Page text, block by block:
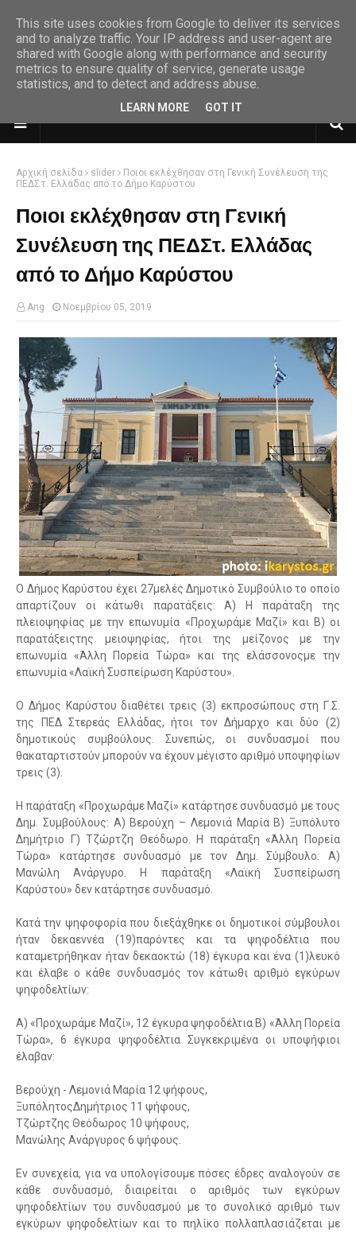
Αρχική σελίδα slider
Ποιοι εκλέχθησαν στη Γενική Συνέλευση της
ΠΕΔΣτ. Ελλάδας από το Δήμο Καρύστου
Ποιοι εκλέχθησαν στη Γενική
Συνέλευση της ΠΕΔΣτ. Ελλάδας
από το Δήμο Καρύστου
Ang Νοεμβρίου 05, 2019
Ο Δήμος Καρύστου έχει 27μελές Δημοτικό Συμβούλιο το οποίο
απαρτίζουν οι κάτωθι παρατάξεις: Α) Η παράταξη της
πλειοψηφίας με την επωνυμία «Προχωράμε Μαζί» και Β) οι
παρατάξειςτης μειοψηφίας, ήτοι της μείζονος με την
επωνυμία «Άλλη Πορεία Τώρα» και της ελάσσονοςμε την
επωνυμία «Λαϊκή Συσπείρωση Καρύστου».
Ο Δήμος Καρύστου διαθέτει τρεις (3) εκπροσώπους στη Γ.Σ.
της ΠΕΔ Στερεάς Ελλάδας, ήτοι τον Δήμαρχο και δύο (2)
δημοτικούς συμβούλους. Συνεπώς, οι συνδυασμοί που
θακαταρτιστούν μπορούν να έχουν μέγιστο αριθμό υποψηφίων
τρεις (3).
Η παράταξη «Προχωράμε Μαζί» κατάρτησε συνδυασμό με τους
Δημ. Συμβούλους: Α) Βερούχη – Λεμονιά Μαρία Β) Ξυπόλυτο
Δημήτριο Γ) Τζώρτζη Θεόδωρο. Η παράταξη «Άλλη Πορεία
Τώρα» κατάρτησε συνδυασμό με τον Δημ. Σύμβουλο: Α)
Μανώλη Ανάργυρο. Η παράταξη «Λαϊκή Συσπείρωση
Καρύστου» δεν κατάρτησε συνδυασμό.
Κατά την ψηφοφορία που διεξάχθηκε οι δημοτικοί σύμβουλοι
ήταν δεκαεννέα (19)παρόντες και τα ψηφοδέλτια που
καταμετρήθηκαν ήταν δεκαοκτώ (18) έγκυρα και ένα (1)λευκό
και έλαβε ο κάθε συνδυασμός τον κάτωθι αριθμό εγκύρων
ψηφοδελτίων:
Α) «Προχωράμε Μαζί», 12 έγκυρα ψηφοδέλτια Β) «Άλλη Πορεία
Τώρα», 6 έγκυρα ψηφοδέλτια Συγκεκριμένα οι υποψήφιοι
έλαβαν:
Βερούχη - Λεμονιά Μαρία 12 ψήφους,
ΞυπόλητοςΔημήτριος 11 ψήφους,
Τζώρτζης Θεόδωρος 10 ψήφους,
Μανώλης Ανάργυρος 6 ψήφους.
Εν συνεχεία, για να υπολογίσουμε πόσες έδρες αναλογούν σε
κάθε συνδυασμό, διαιρείται ο αριθμός των εγκύρων
ψηφοδελτίων του συνδυασμού με το συνολικό αριθμό των
εγκύρων ψηφοδελτίων και το πηλίκο πολλαπλασιάζεται με
This site uses cookies from Google to deliver its services
and to analyze traffic. Your IP address and user-agent are
shared with Google along with performance and security
metrics to ensure quality of service, generate usage
statistics, and to detect and address abuse.
LEARN MORE GOT IT